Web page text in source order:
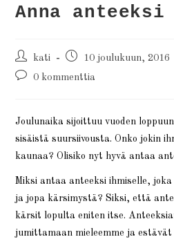
Anna anteeksi
kati 10 joulukuun, 2016
0 kommenttia
Joulunaika sijoittuu vuoden
sisäistä suursiivousta. Onko jokin
kaunaa? Olisiko nyt hyvä antaa
Miksi antaa anteeksi ihmiselle,
ja jopa kärsimystä? Siksi, että
kärsit lopulta eniten itse.
jumittamaan mieleemme ja